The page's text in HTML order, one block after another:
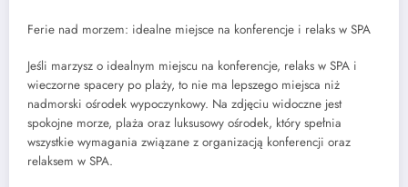
Ferie nad morzem: idealne miejsce na konferencje i relaks w SPA
Jeśli marzysz o idealnym miejscu na konferencje, relaks w SPA i
wieczorne spacery po plaży, to nie ma lepszego miejsca niż
nadmorski ośrodek wypoczynkowy. Na zdjęciu widoczne jest
spokojne morze, plaża oraz luksusowy ośrodek, który spełnia
wszystkie wymagania związane z organizacją konferencji oraz
relaksem w SPA.